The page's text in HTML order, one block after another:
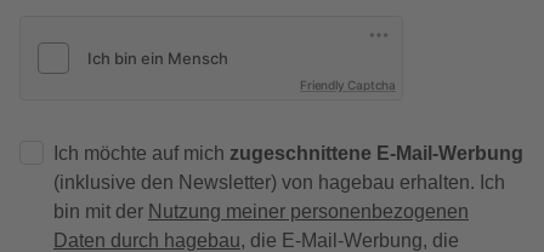
Friendly Captcha
Ich möchte auf mich zugeschnittene E-Mail-Werbung
(inklusive den Newsletter) von hagebau erhalten. Ich
bin mit der Nutzung meiner personenbezogenen
Daten durch hagebau, die E-Mail-Werbung, die